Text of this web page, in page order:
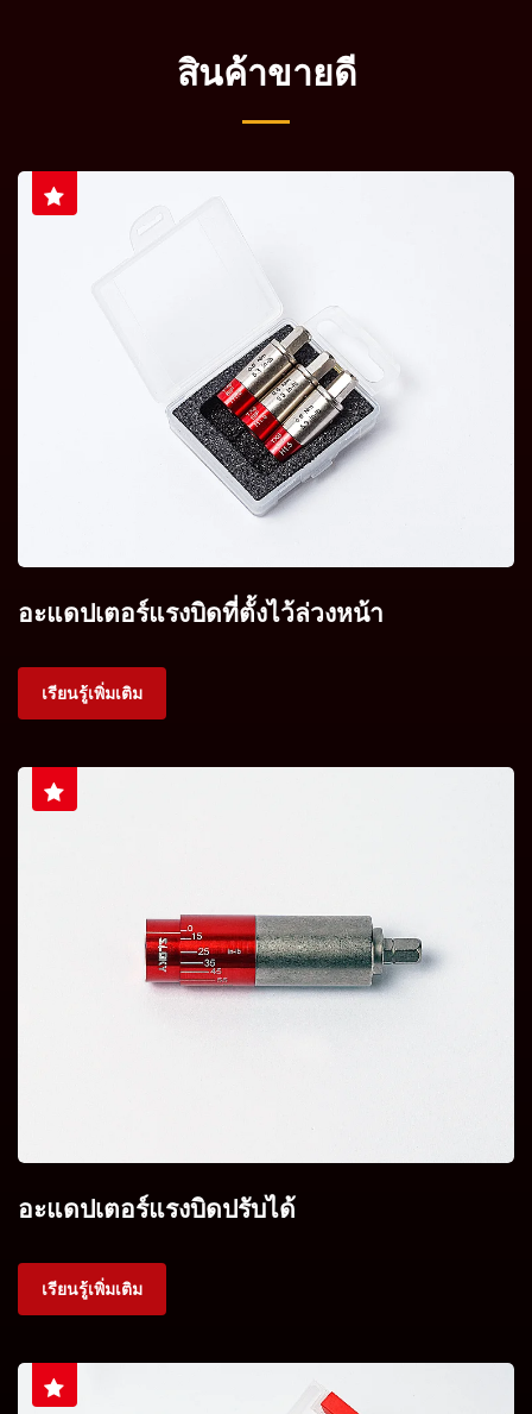
สินค้าขายดี
อะแดปเตอร์แรงบิดที่ตั้งไว้ล่วงหน้า
เรียนรู้เพิ่มเติม
อะแดปเตอร์แรงบิดปรับได้
เรียนรู้เพิ่มเติม